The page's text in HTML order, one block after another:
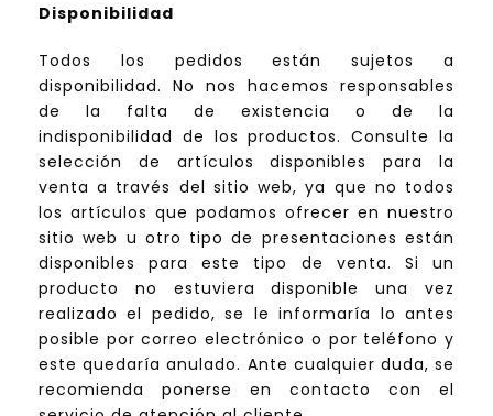
Disponibilidad
Todos los pedidos están sujetos a
disponibilidad. No nos hacemos responsables
de la falta de existencia o de la
indisponibilidad de los productos. Consulte la
selección de artículos disponibles para la
venta a través del sitio web, ya que no todos
los artículos que podamos ofrecer en nuestro
sitio web u otro tipo de presentaciones están
disponibles para este tipo de venta. Si un
producto no estuviera disponible una vez
realizado el pedido, se le informaría lo antes
posible por correo electrónico o por teléfono y
este quedaría anulado. Ante cualquier duda, se
recomienda ponerse en contacto con el